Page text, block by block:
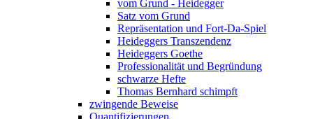
vom Grund - Heidegger
Satz vom Grund
Repräsentation und Fort-Da-Spiel
Heideggers Transzendenz
Heideggers Goethe
Professionalität und Begründung
schwarze Hefte
Thomas Bernhard schimpft
zwingende Beweise
Quantifizierungen